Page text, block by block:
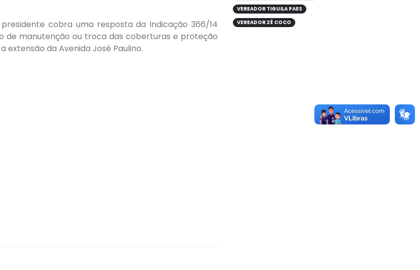
cobra uma resposta da Indicação 366/14
de manutenção ou troca das coberturas e proteção
extensão da Avenida José Paulino.
VEREADOR TIGUILA PAES
VEREADOR ZÉ COCO